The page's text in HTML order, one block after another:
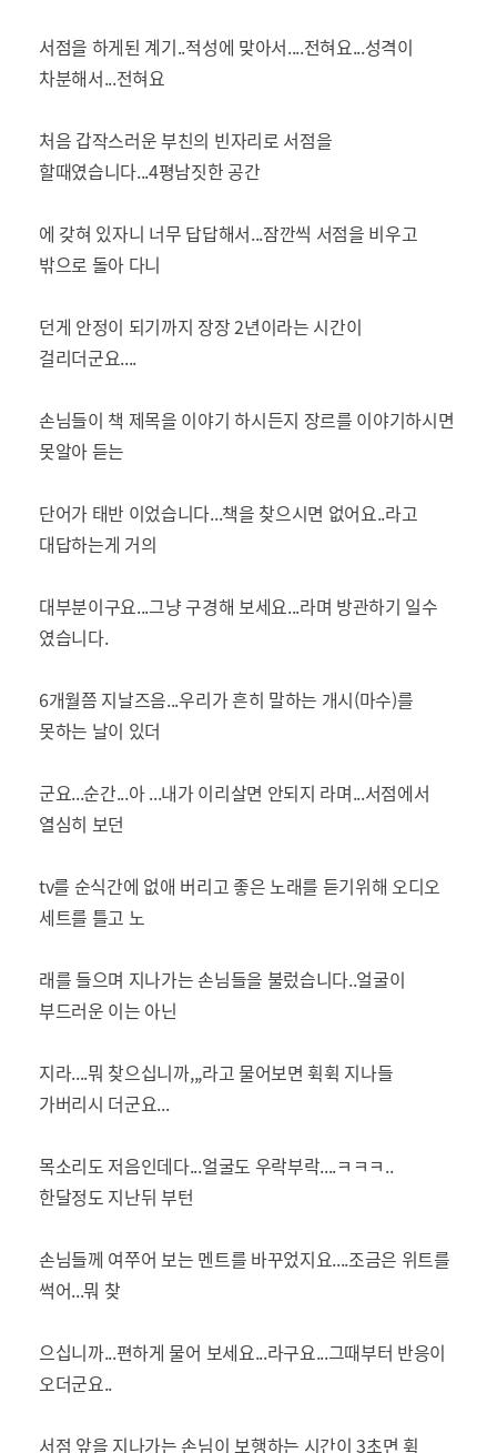
서점을 하게된 계기..적성에 맞아서....전혀요...성격이
차분해서...전혀요
처음 갑작스러운 부친의 빈자리로 서점을
할때였습니다...4평남짓한 공간
에 갖혀 있자니 너무 답답해서...잠깐씩 서점을 비우고
밖으로 돌아 다니
던게 안정이 되기까지 장장 2년이라는 시간이
걸리더군요....
손님들이 책 제목을 이야기 하시든지 장르를 이야기하시면
못알아 듣는
단어가 태반 이었습니다...책을 찾으시면 없어요..라고
대답하는게 거의
대부분이구요...그냥 구경해 보세요...라며 방관하기 일수
였습니다.
6개월쯤 지날즈음...우리가 흔히 말하는 개시(마수)를
못하는 날이 있더
군요...순간...아 ...내가 이리살면 안되지 라며...서점에서
열심히 보던
tv를 순식간에 없애 버리고 좋은 노래를 듣기위해 오디오
세트를 틀고 노
래를 들으며 지나가는 손님들을 불렀습니다..얼굴이
부드러운 이는 아닌
지라....뭐 찾으십니까,,,라고 물어보면 휙휙 지나들
가버리시 더군요...
목소리도 저음인데다...얼굴도 우락부락....ㅋㅋㅋ..
한달정도 지난뒤 부턴
손님들께 여쭈어 보는 멘트를 바꾸었지요....조금은 위트를
썩어...뭐 찾
으십니까...편하게 물어 보세요...라구요...그때부터 반응이
오더군요..
서점 앞을 지나가는 손님이 보행하는 시간이 3초면 휙